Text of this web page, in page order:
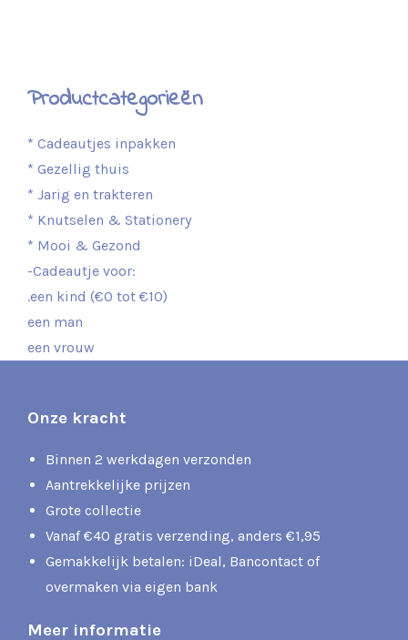
Productcategorieën
* Cadeautjes inpakken
* Gezellig thuis
* Jarig en trakteren
* Knutselen & Stationery
* Mooi & Gezond
-Cadeautje voor:
.een kind (€0 tot €10)
een man
een vrouw
Onze kracht
Binnen 2 werkdagen verzonden
Aantrekkelijke prijzen
Grote collectie
Vanaf €40 gratis verzending, anders €1,95
Gemakkelijk betalen: iDeal, Bancontact of
overmaken via eigen bank
Meer informatie